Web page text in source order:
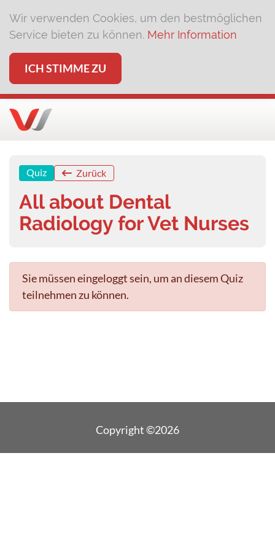
Wir verwenden Cookies, um den bestmöglichen
Service bieten zu können. Mehr Information
ICH STIMME ZU
Quiz Zurück
All about Dental
Radiology for Vet Nurses
Sie müssen eingeloggt sein, um an diesem Quiz
teilnehmen zu können.
Copyright ©2026